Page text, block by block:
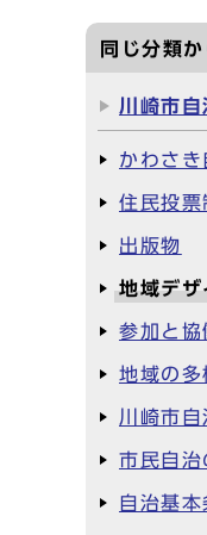
同じ分類
川崎市自
かわさき
住民投票
出版物
地域デ
参加と協
地域の多
川崎市
市民自治
自治基